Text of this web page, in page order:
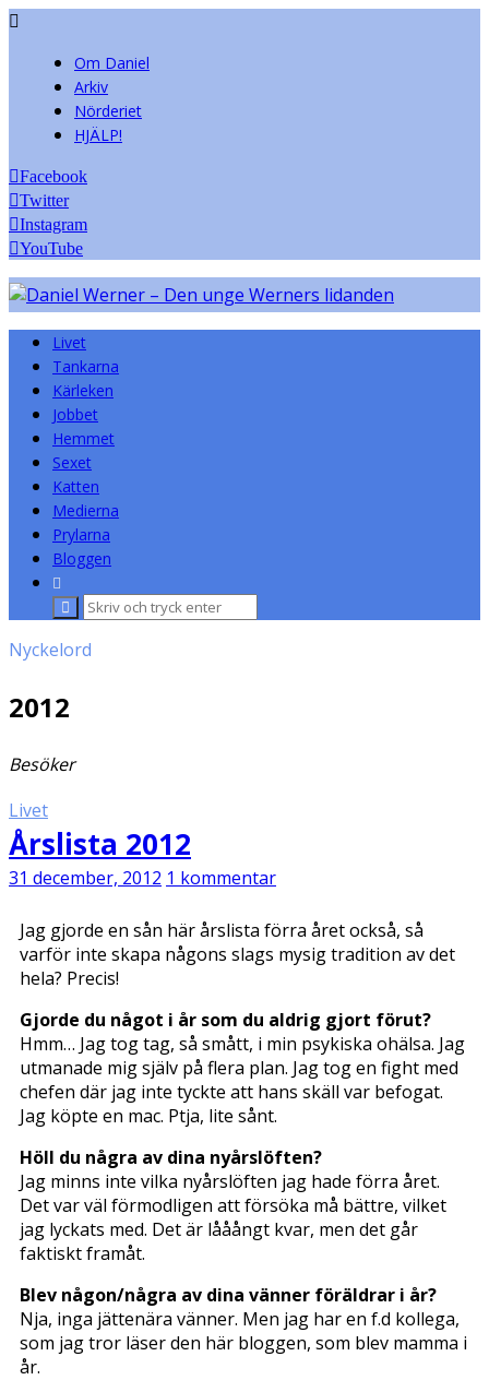
Om Daniel
Arkiv
Nörderiet
HJÄLP!
Facebook
Twitter
Instagram
YouTube
Livet
Tankarna
Kärleken
Jobbet
Hemmet
Sexet
Katten
Medierna
Prylarna
Bloggen
Sök
Nyckelord
2012
Besöker
Livet
Årslista 2012
31 december, 2012 1 kommentar
Jag gjorde en sån här årslista förra året också, så
varför inte skapa någons slags mysig tradition av det
hela? Precis!
Gjorde du något i år som du aldrig gjort förut?
Hmm… Jag tog tag, så smått, i min psykiska ohälsa. Jag
utmanade mig själv på flera plan. Jag tog en fight med
chefen där jag inte tyckte att hans skäll var befogat.
Jag köpte en mac. Ptja, lite sånt.
Höll du några av dina nyårslöften?
Jag minns inte vilka nyårslöften jag hade förra året.
Det var väl förmodligen att försöka må bättre, vilket
jag lyckats med. Det är lååångt kvar, men det går
faktiskt framåt.
Blev någon/några av dina vänner föräldrar i år?
Nja, inga jättenära vänner. Men jag har en f.d kollega,
som jag tror läser den här bloggen, som blev mamma i
år.